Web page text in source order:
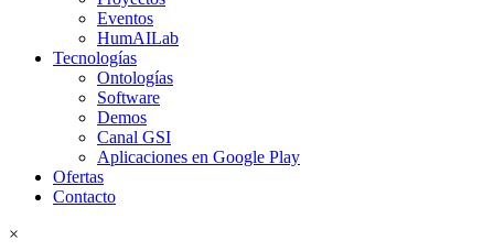
Eventos
HumAILab
Tecnologías
Ontologías
Software
Demos
Canal GSI
Aplicaciones en Google Play
Ofertas
Contacto
×